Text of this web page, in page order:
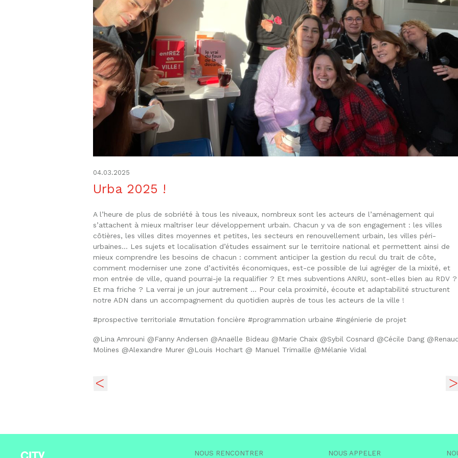
04.03.2025
Urba 2025 !
A l’heure de plus de sobriété à tous les niveaux, nombreux sont les acteurs de l’aménagement qui
s’attachent à mieux maîtriser leur développement urbain. Chacun y va de son engagement : les villes
côtières, les villes dites moyennes et petites, les secteurs en renouvellement urbain, les villes péri-
urbaines… Les sujets et localisation d’études essaiment sur le territoire national et permettent ainsi de
mieux comprendre les besoins de chacun : comment anticiper la gestion du recul du trait de côte,
comment moderniser une zone d’activités économiques, est-ce possible de lui agréger de la mixité, et
mon entrée de ville, quand pourrai-je la requalifier ? Et mes subventions ANRU, sont-elles bien au RDV ?
Et ma friche ? La verrai je un jour autrement … Pour cela proximité, écoute et adaptabilité structurent
notre ADN dans un accompagnement du quotidien auprès de tous les acteurs de la ville !
#prospective territoriale #mutation foncière #programmation urbaine #ingénierie de projet
@Lina Amrouni @Fanny Andersen @Anaëlle Bideau @Marie Chaix @Sybil Cosnard @Cécile Dang
Molines @Alexandre Murer @Louis Hochart @ Manuel Trimaille @Mélanie Vidal
NOUS RENCONTRER NOUS APPELER